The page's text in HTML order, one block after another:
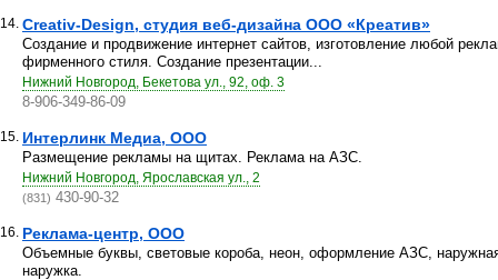
14. Creativ-Design, cтудия веб-дизайна ООО «Креатив»
Создание и продвижение интернет сайтов, изготовление любой
фирменного стиля. Создание презентации...
Нижний Новгород, Бекетова ул., 92, оф. 3
8-906-349-86-09
15. Интерлинк Медиа, ООО
Размещение рекламы на щитах. Реклама на АЗС.
Нижний Новгород, Ярославская ул., 2
(831) 430-90-32
16. Реклама-центр, ООО
Объемные буквы, световые короба, неон, оформление АЗС,
наружка.